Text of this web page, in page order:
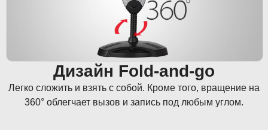
Дизайн Fold-and-go
Легко сложить и взять с собой. Кроме того, вращение на
360° облегчает вызов и запись под любым углом.